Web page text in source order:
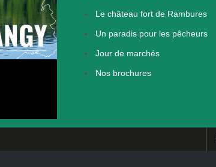
Le château fort de Rambures
Un paradis pour les pêcheurs
Jour de marchés
Nos brochures